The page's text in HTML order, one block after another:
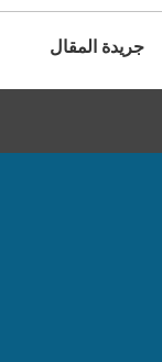
جريدة المقال